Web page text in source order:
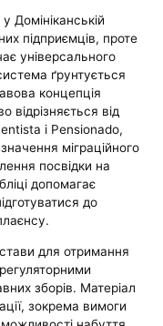
Домініканській
підприємців, проте
універсального
ґрунтується
концепція
відрізняється від
і Pensionado,
міграційного
посвідки на
допомагає
до
для отримання
зборів. Матеріал
зокрема вимоги